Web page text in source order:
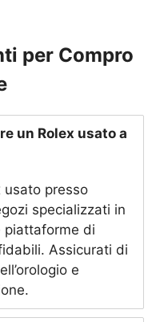
per Compro
un Rolex usato a
usato presso
specializzati in
piattaforme di
Assicurati di
e